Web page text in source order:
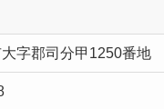
字郡司分甲1250番地